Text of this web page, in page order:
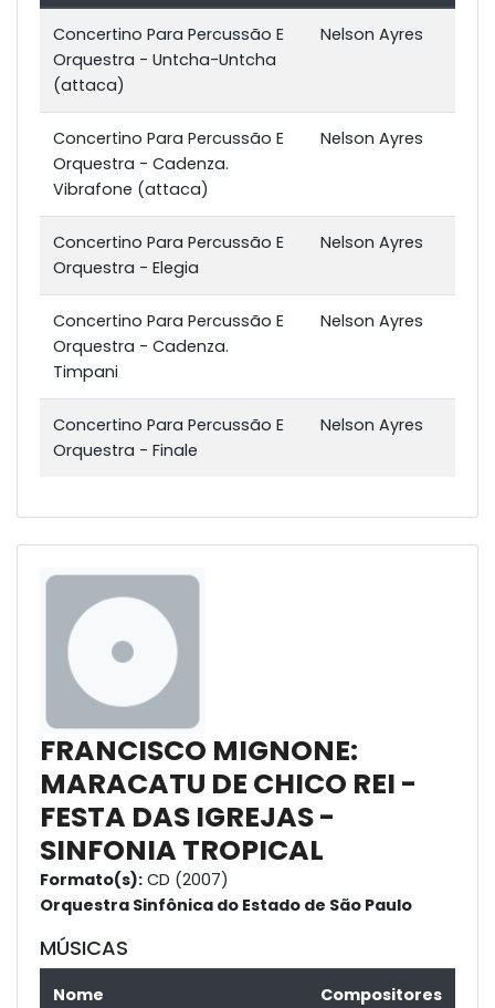
Concertino Para Percussão E
Orquestra - Untcha-Untcha
(attaca)
Nelson Ayres
Concertino Para Percussão E
Orquestra - Cadenza.
Vibrafone (attaca)
Nelson Ayres
Concertino Para Percussão E
Orquestra - Elegia
Nelson Ayres
Concertino Para Percussão E
Orquestra - Cadenza.
Timpani
Nelson Ayres
Concertino Para Percussão E
Orquestra - Finale
Nelson Ayres
FRANCISCO MIGNONE:
MARACATU DE CHICO REI -
FESTA DAS IGREJAS -
SINFONIA TROPICAL
Formato(s): CD (2007)
Orquestra Sinfônica do Estado de São Paulo
MÚSICAS
Nome Compositores